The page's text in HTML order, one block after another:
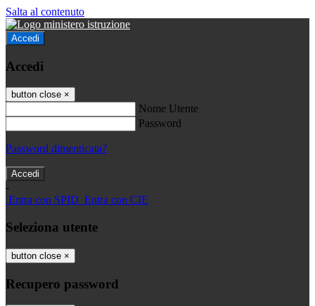
Salta al contenuto
Accedi
Accedi
button close ×
Nome Utente
Password
Password dimenticata?
-
Entra con SPID Entra con CIE
Seleziona utente
button close ×
Recupero password